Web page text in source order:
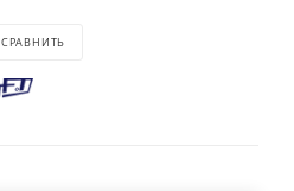
СРАВНИТЬ